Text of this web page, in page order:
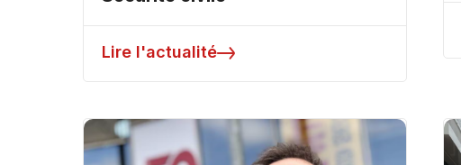
Lire l'actualité